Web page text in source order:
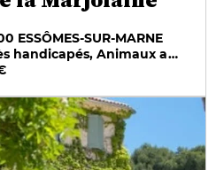
ESSÔMES-SUR-MARNE
Accès handicapés, Animaux acceptés, Parking privé, Piscine, Restauration sur place, Salle de réception